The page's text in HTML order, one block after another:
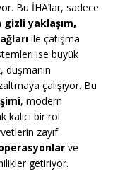
Bu İHA’lar, sadece
gizli yaklaşım,
ile çatışma
ise büyük
düşmanın
çalışıyor. Bu
, modern
kalıcı bir rol
zayıf
ve
getiriyor.